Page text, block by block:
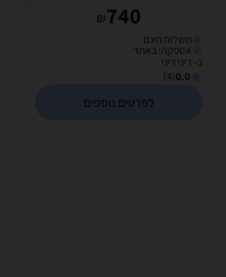
740
₪
משלוח חינם
אספקה: באתר
ב- דיגי דיגי
0.0
(4)
לפרטים נוספים